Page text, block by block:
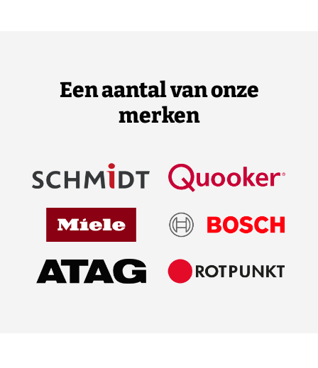
Een aantal van onze
merken